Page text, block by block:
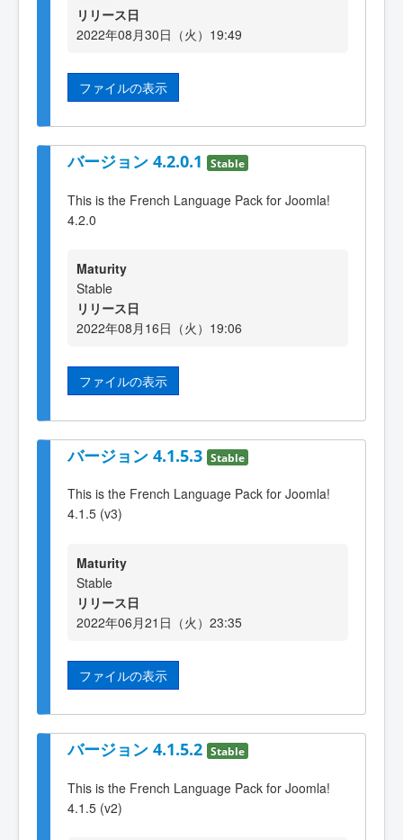
リリース日
2022年08月30日（火）19:49
ファイルの表示
バージョン 4.2.0.1 Stable
This is the French Language Pack for Joomla!
4.2.0
Maturity
Stable
リリース日
2022年08月16日（火）19:06
ファイルの表示
バージョン 4.1.5.3 Stable
This is the French Language Pack for Joomla!
4.1.5 (v3)
Maturity
Stable
リリース日
2022年06月21日（火）23:35
ファイルの表示
バージョン 4.1.5.2 Stable
This is the French Language Pack for Joomla!
4.1.5 (v2)